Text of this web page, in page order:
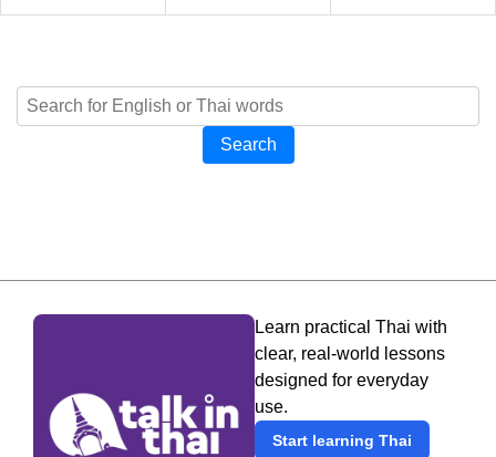
Search
Learn practical Thai with
clear, real-world lessons
designed for everyday
use.
Start learning Thai